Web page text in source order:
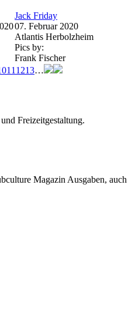
Jack Friday
07. Februar 2020
Atlantis Herbolzheim
Pics by:
Frank Fischer
11 1213…
Freizeitgestaltung.
Magazin Ausgaben, auch